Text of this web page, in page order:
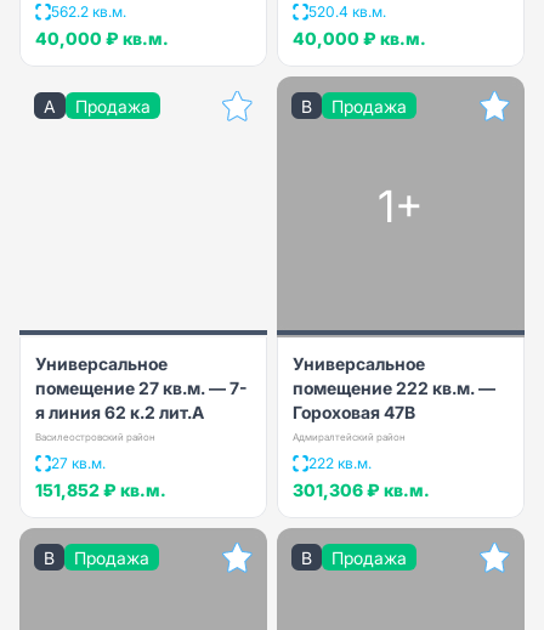
562.2 кв.м.
40,000 ₽ кв.м.
520.4 кв.м.
40,000 ₽ кв.м.
A Продажа
Универсальное
помещение 27 кв.м. — 7-
я линия 62 к.2 лит.А
Василеостровский район
27 кв.м.
151,852 ₽ кв.м.
B Продажа
1+
Универсальное
помещение 222 кв.м. —
Гороховая 47В
Адмиралтейский район
222 кв.м.
301,306 ₽ кв.м.
B Продажа B Продажа